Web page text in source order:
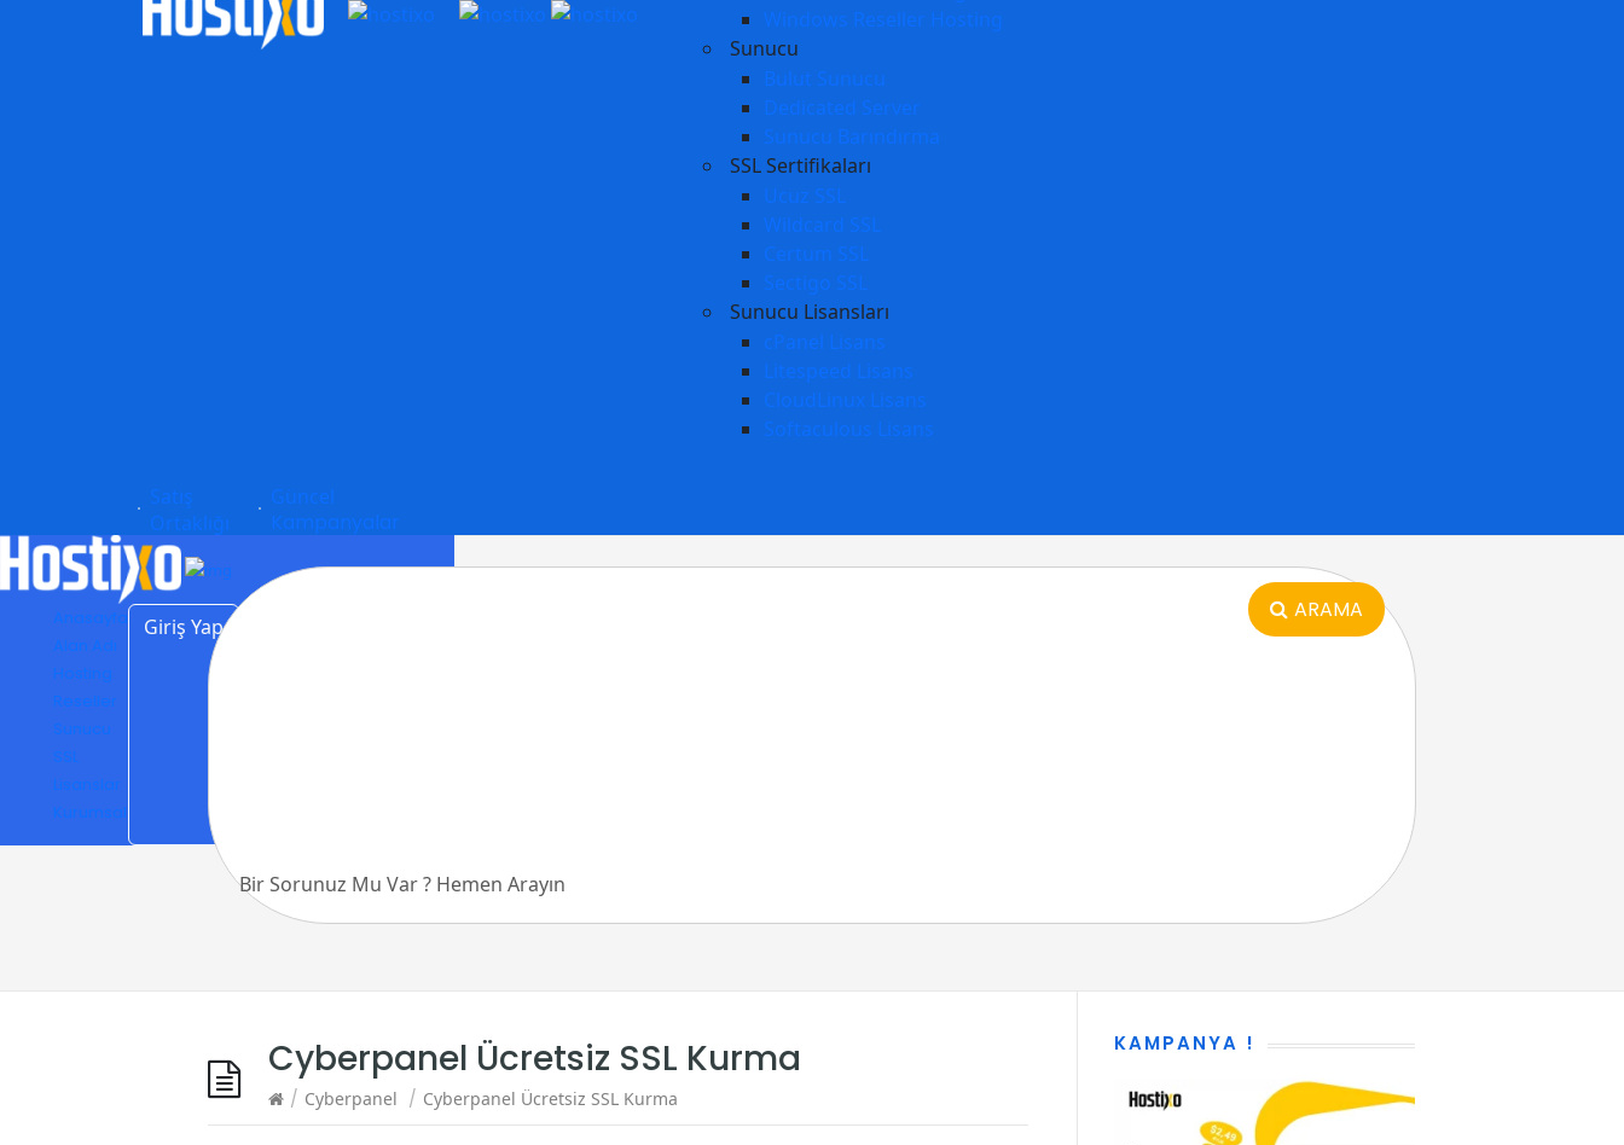
Windows Reseller Hosting
Sunucu
Bulut Sunucu
Dedicated Server
Sunucu Barındırma
SSL Sertifikaları
Ucuz SSL
Wildcard SSL
Certum SSL
Sectigo SSL
Sunucu Lisansları
cPanel Lisans
Litespeed Lisans
CloudLinux Lisans
Softaculous Lisans
Satış
Ortaklığı
Güncel
Kampanyalar
Anasayfa
Alan Adı
Hosting
Reseller
Sunucu
SSL
Lisanslar
Kurumsal
Giriş Yap
ARAMA
Cyberpanel Ücretsiz SSL Kurma
/ Cyberpanel / Cyberpanel Ücretsiz SSL Kurma
KAMPANYA !